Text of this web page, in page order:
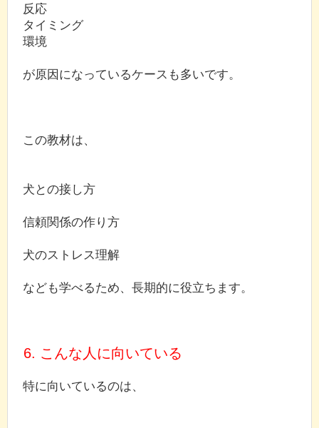
反応
タイミング
環境
が原因になっているケースも多いです。
この教材は、
犬との接し方
信頼関係の作り方
犬のストレス理解
なども学べるため、長期的に役立ちます。
6. こんな人に向いている
特に向いているのは、